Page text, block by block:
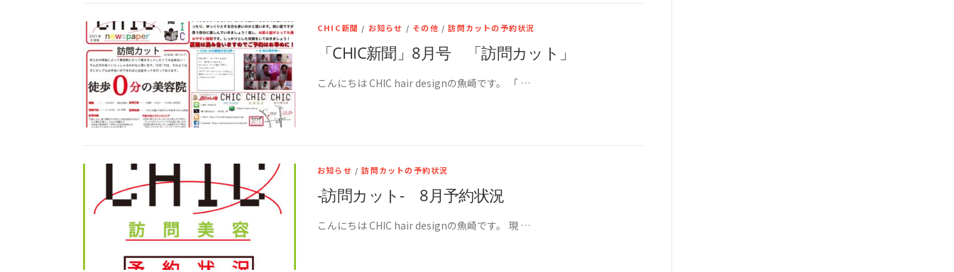
CHIC新聞 / お知らせ / その他 /訪問カットの予約状況
「CHIC新聞」8月号 「訪問カット」
こんにちは CHIC hair designの魚崎です。 「 …
お知らせ /訪問カットの予約状況
-訪問カット- 8月予約状況
こんにちは CHIC hair designの魚崎です。 現 …